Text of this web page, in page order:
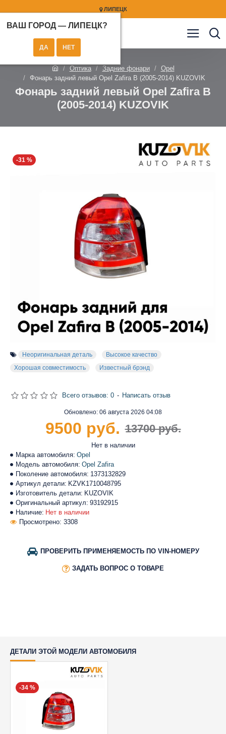
ЛИПЕЦК
ВАШ ГОРОД — ЛИПЕЦК?
Оптика Задние фонари
Opel
Фонарь задний левый Opel Zafira B (2005-2014) KUZOVIK
Фонарь задний левый Opel Zafira B
(2005-2014) KUZOVIK
-31 %
Неоригинальная деталь
Высокое качество
Хорошая совместимость
Известный брэнд
Наличие: Нет в наличии
Марка автомобиля: Opel
Модель автомобиля: Opel Zafira
Поколение автомобиля: 1373132829
Артикул детали: KZVK1710048795
Изготовитель детали: KUZOVIK
Оригинальный артикул: 93192915
Просмотрено: 3308
Обновлено: 06 августа 2026 04:08
Нет в наличии
Всего отзывов: 0 - Написать отзыв
13700 руб.
9500 руб.
ПРОВЕРИТЬ ПРИМЕНЯЕМОСТЬ ПО VIN-НОМЕРУ
ЗАДАТЬ ВОПРОС О ТОВАРЕ
ДЕТАЛИ ЭТОЙ МОДЕЛИ АВТОМОБИЛЯ
-34 %